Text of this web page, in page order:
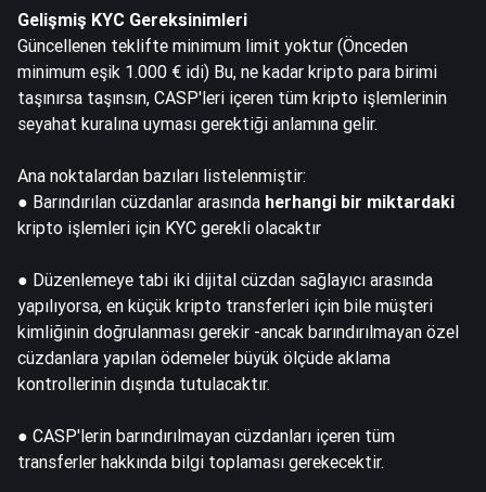
Gelişmiş KYC Gereksinimleri
Güncellenen teklifte minimum limit yoktur (Önceden
minimum eşik 1.000 € idi) Bu, ne kadar kripto para birimi
taşınırsa taşınsın, CASP'leri içeren tüm kripto işlemlerinin
seyahat kuralına uyması gerektiği anlamına gelir.
Ana noktalardan bazıları listelenmiştir:
● Barındırılan cüzdanlar arasında herhangi bir miktardaki
kripto işlemleri için KYC gerekli olacaktır
● Düzenlemeye tabi iki dijital cüzdan sağlayıcı arasında
yapılıyorsa, en küçük kripto transferleri için bile müşteri
kimliğinin doğrulanması gerekir -ancak barındırılmayan özel
cüzdanlara yapılan ödemeler büyük ölçüde aklama
kontrollerinin dışında tutulacaktır.
● CASP'lerin barındırılmayan cüzdanları içeren tüm
transferler hakkında bilgi toplaması gerekecektir.